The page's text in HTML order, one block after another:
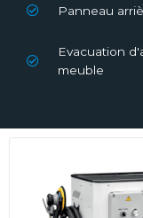
Panneau
Evacuation
meuble